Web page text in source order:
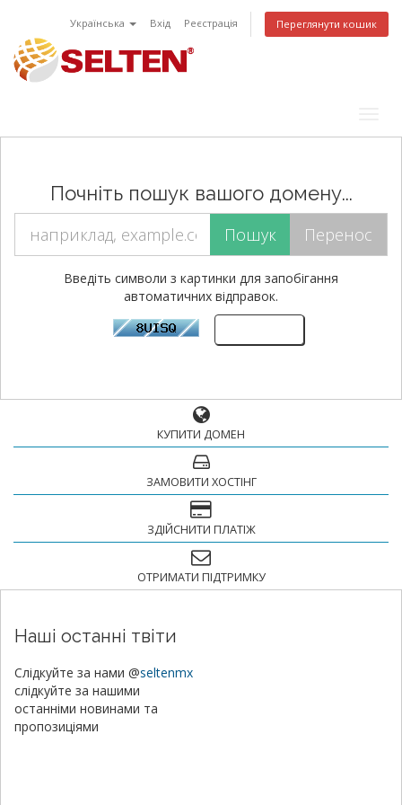
Українська Вхід Реєстрація Переглянути кошик
Почніть пошук вашого домену...
Введіть символи з картинки для запобігання
автоматичних відправок.
КУПИТИ ДОМЕН
ЗАМОВИТИ ХОСТІНГ
ЗДІЙСНИТИ ПЛАТІЖ
ОТРИМАТИ ПІДТРИМКУ
Наші останні твіти
Слідкуйте за нами @seltenmx
слідкуйте за нашими
останніми новинами та
пропозиціями